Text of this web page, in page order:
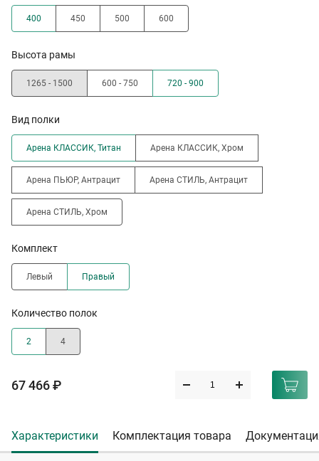
400 450 500 600
Высота рамы
1265 - 1500 600 - 750 720 - 900
Вид полки
Арена КЛАССИК, Титан Арена КЛАССИК, Хром
Арена ПЬЮР, Антрацит Арена СТИЛЬ, Антрацит
Арена СТИЛЬ, Хром
Комплект
Левый Правый
Количество полок
2 4
67 466 ₽
Характеристики Комплектация товара